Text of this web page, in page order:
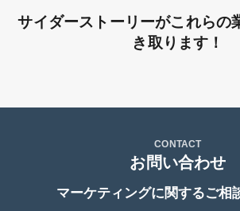
サイダーストーリーがこれらの
き取ります！
CONTACT
お問い合わせ
マーケティングに関するご相